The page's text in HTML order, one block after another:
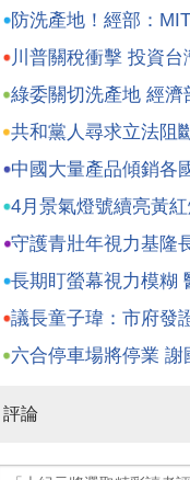
防洗產地！經部：
川普關稅衝擊 投資
綠委關切洗產地 經
共和黨人尋求立法阻
中國大量產品傾銷各
4月景氣燈號續亮黃
守護青壯年視力基隆
長期盯螢幕視力模糊
議長童子瑋：市府發
六合停車場將停業
評論